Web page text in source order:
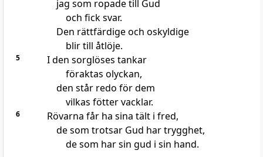
jag som ropade till Gud
och fick svar.
Den rättfärdige och oskyldige
blir till åtlöje.
5
I den sorglöses tankar
föraktas olyckan,
den står redo för dem
vilkas fötter vacklar.
6
Rövarna får ha sina tält i fred,
de som trotsar Gud har trygghet,
de som har sin gud i sin hand.